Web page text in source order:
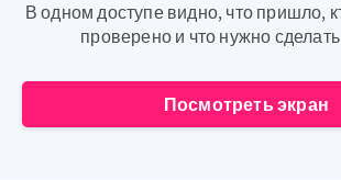
В одном доступе видно, что пришло,
проверено и что нужно
Посмотреть экран